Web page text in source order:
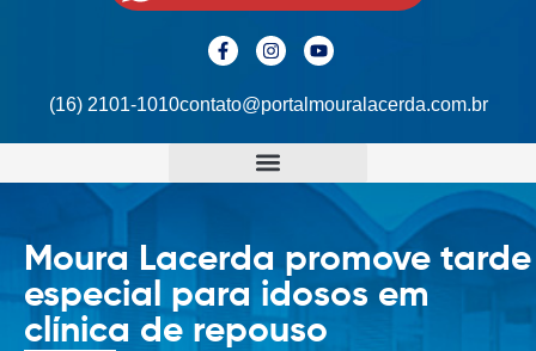
(16) 2101-1010contato@portalmouralacerda.com.br
Moura Lacerda promove tarde
especial para idosos em
clínica de repouso